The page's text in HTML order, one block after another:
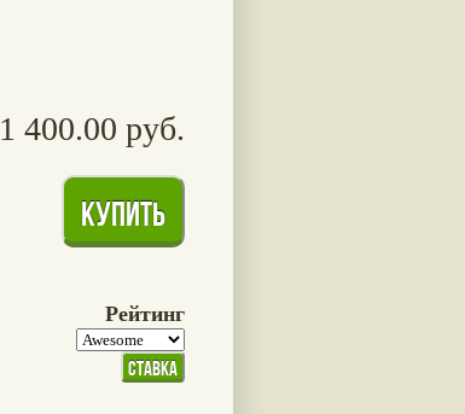
1 400.00 руб.
Рейтинг